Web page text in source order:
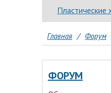
Пластические
Главная / Форум
ФОРУМ